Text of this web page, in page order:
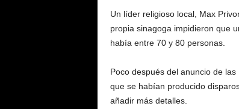
Un líder religioso local, Max
propia sinagoga impidieron que
había entre 70 y 80 personas.
Poco después del anuncio de
que se habían producido
añadir más detalles.